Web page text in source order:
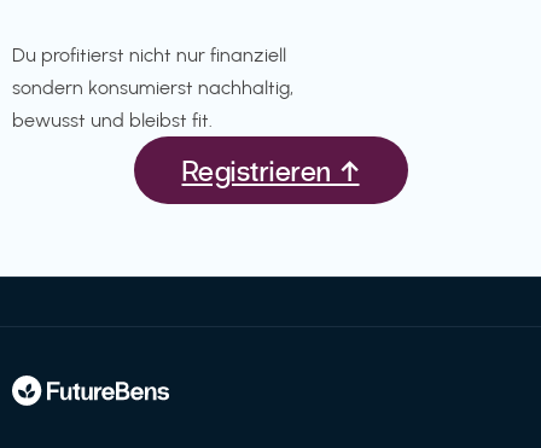
Du profitierst nicht nur finanziell
sondern konsumierst nachhaltig,
bewusst und bleibst fit.
Registrieren ↑